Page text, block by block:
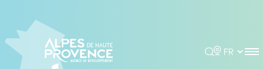
Rechercher
Choisir la